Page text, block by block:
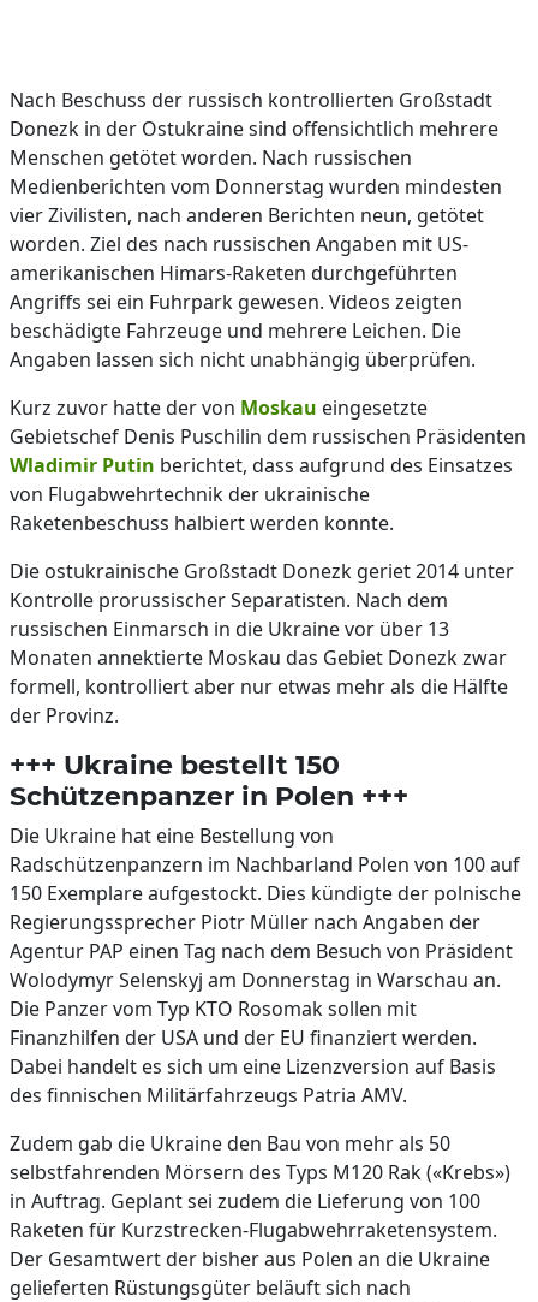
Nach Beschuss der russisch kontrollierten Großstadt
Donezk in der Ostukraine sind offensichtlich mehrere
Menschen getötet worden. Nach russischen
Medienberichten vom Donnerstag wurden mindesten
vier Zivilisten, nach anderen Berichten neun, getötet
worden. Ziel des nach russischen Angaben mit US-
amerikanischen Himars-Raketen durchgeführten
Angriffs sei ein Fuhrpark gewesen. Videos zeigten
beschädigte Fahrzeuge und mehrere Leichen. Die
Angaben lassen sich nicht unabhängig überprüfen.
Kurz zuvor hatte der von Moskau eingesetzte
Gebietschef Denis Puschilin dem russischen Präsidenten
Wladimir Putin berichtet, dass aufgrund des Einsatzes
von Flugabwehrtechnik der ukrainische
Raketenbeschuss halbiert werden konnte.
Die ostukrainische Großstadt Donezk geriet 2014 unter
Kontrolle prorussischer Separatisten. Nach dem
russischen Einmarsch in die Ukraine vor über 13
Monaten annektierte Moskau das Gebiet Donezk zwar
formell, kontrolliert aber nur etwas mehr als die Hälfte
der Provinz.
+++ Ukraine bestellt 150
Schützenpanzer in Polen +++
Die Ukraine hat eine Bestellung von
Radschützenpanzern im Nachbarland Polen von 100 auf
150 Exemplare aufgestockt. Dies kündigte der polnische
Regierungssprecher Piotr Müller nach Angaben der
Agentur PAP einen Tag nach dem Besuch von Präsident
Wolodymyr Selenskyj am Donnerstag in Warschau an.
Die Panzer vom Typ KTO Rosomak sollen mit
Finanzhilfen der USA und der EU finanziert werden.
Dabei handelt es sich um eine Lizenzversion auf Basis
des finnischen Militärfahrzeugs Patria AMV.
Zudem gab die Ukraine den Bau von mehr als 50
selbstfahrenden Mörsern des Typs M120 Rak («Krebs»)
in Auftrag. Geplant sei zudem die Lieferung von 100
Raketen für Kurzstrecken-Flugabwehrraketensystem.
Der Gesamtwert der bisher aus Polen an die Ukraine
gelieferten Rüstungsgüter beläuft sich nach